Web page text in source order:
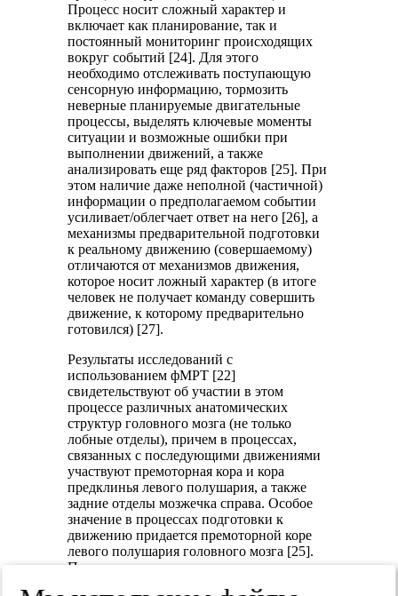
Процесс носит сложный характер и
включает как планирование, так и
постоянный мониторинг происходящих
вокруг событий [24]. Для этого
необходимо отслеживать поступающую
сенсорную информацию, тормозить
неверные планируемые двигательные
процессы, выделять ключевые моменты
ситуации и возможные ошибки при
выполнении движений, а также
анализировать еще ряд факторов [25]. При
этом наличие даже неполной (частичной)
информации о предполагаемом событии
усиливает/облегчает ответ на него [26], а
механизмы предварительной подготовки
к реальному движению (совершаемому)
отличаются от механизмов движения,
которое носит ложный характер (в итоге
человек не получает команду совершить
движение, к которому предварительно
готовился) [27].
Результаты исследований с
использованием фМРТ [22]
свидетельствуют об участии в этом
процессе различных анатомических
структур головного мозга (не только
лобные отделы), причем в процессах,
связанных с последующими движениями
участвуют премоторная кора и кора
предклинья левого полушария, а также
задние отделы мозжечка справа. Особое
значение в процессах подготовки к
движению придается премоторной коре
левого полушария головного мозга [25].
Причем даже наличие у испытуемого